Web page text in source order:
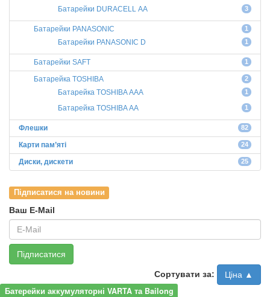
Батарейки DURACELL АА 3
Батарейки PANASONIC 1
Батарейки PANASONIC D 1
Батарейки SAFT 1
Батарейка TOSHIBA 2
Батарейка TOSHIBA ААА 1
Батарейка TOSHIBA АА 1
Флешки 82
Карти пам’яті 24
Диски, дискети 25
Підписатися на новини
Ваш E-Mail
Підписатися
Сортувати за: Ціна ▲
Батерейки аккумуляторні VARTA та Bailong